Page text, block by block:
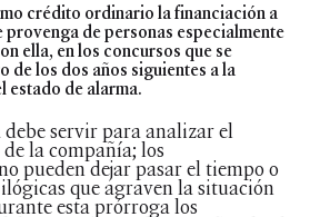
crédito ordinario la financiación a
provenga de personas especialmente
ella, en los concursos que se
de los dos años siguientes a la
estado de alarma.
servir para analizar el
la compañía; los
pueden dejar pasar el tiempo o
que agraven la situación
esta prórroga los